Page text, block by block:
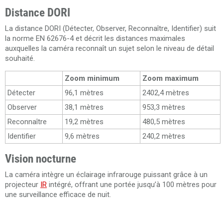
Distance DORI
La distance DORI (Détecter, Observer, Reconnaître, Identifier) suit
la norme EN 62676-4 et décrit les distances maximales
auxquelles la caméra reconnaît un sujet selon le niveau de détail
souhaité.
Zoom minimum
Zoom maximum
Détecter
96,1 mètres
2402,4 mètres
Observer
38,1 mètres
953,3 mètres
Reconnaître
19,2 mètres
480,5 mètres
Identifier
9,6 mètres 240,2 mètres
Vision nocturne
La caméra intègre un éclairage infrarouge puissant grâce à un
projecteur IR intégré, offrant une portée jusqu’à 100 mètres pour
une surveillance efficace de nuit.